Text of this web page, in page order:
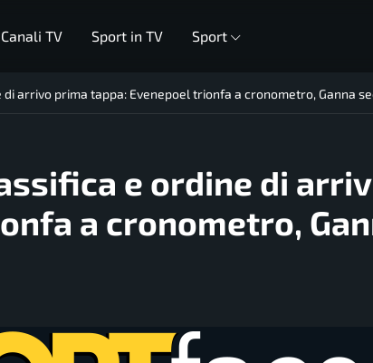
Canali TV Sport in TV Sport
di arrivo prima tappa: Evenepoel trionfa a cronometro, Ganna
e ordine di
a cronometro,